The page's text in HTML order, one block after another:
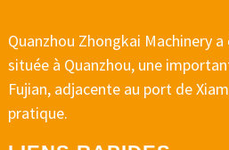
Quanzhou Zhongkai Machinery
située à Quanzhou, une
Fujian, adjacente au port de
pratique.